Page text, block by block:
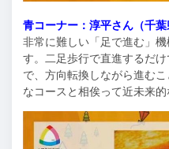
青コーナー：淳平さん（千葉
非常に難しい「足で進む」
す。二足歩行で直進するだ
で、方向転換しながら進む
なコースと相俟って近未来